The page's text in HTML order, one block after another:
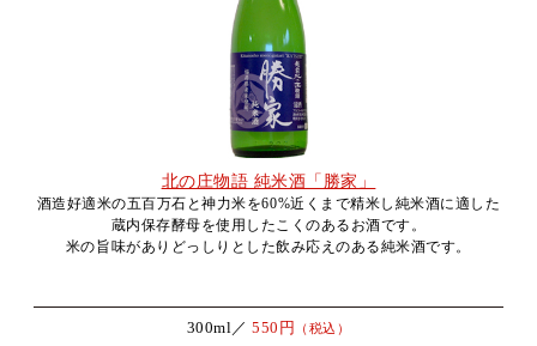
北の庄物語 純米酒「勝家」
酒造好適米の五百万石と神力米を60%近くまで精米し純米酒に適した
蔵内保存酵母を使用したこくのあるお酒です。
米の旨味がありどっしりとした飲み応えのある純米酒です。
300ml／550円 （税込）